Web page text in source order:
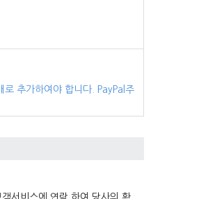
추가하여야 합니다. PayPal주
서비스에 연락 하여 당사의 확